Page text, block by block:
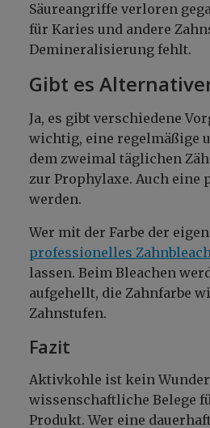
Säureangriffe verloren
für Karies und andere
Demineralisierung fehlt.
Gibt es
Ja, es gibt verschiedene
wichtig, eine regelmäßige
dem zweimal täglichen
zur Prophylaxe. Auch
werden.
Wer mit der Farbe der
professionelles
lassen. Beim Bleachen
aufgehellt, die Zahnfarbe
Zahnstufen.
Fazit
Aktiv­kohle ist kein
wissenschaftliche Belege
Produkt. Wer eine